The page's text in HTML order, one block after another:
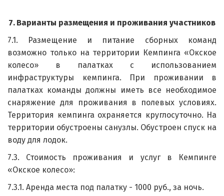
7. Варианты размещения и проживания участников
7.1. Размещение и питание сборных команд
возможно только на территории Кемпинга «Окское
колесо» в палатках с использованием
инфраструктуры кемпинга. При проживании в
палатках команды должны иметь все необходимое
снаряжение для проживания в полевых условиях.
Территория кемпинга охраняется круглосуточно. На
территории обустроены санузлы. Обустроен спуск на
воду для лодок.
7.3. Стоимость проживания и услуг в Кемпинге
«Окское колесо»:
7.3.1. Аренда места под палатку - 1000 руб., за ночь.